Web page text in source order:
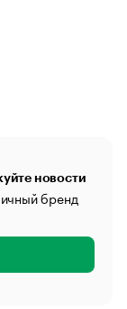
новости
бренд